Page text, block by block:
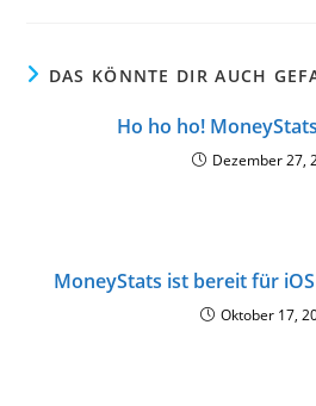
DAS KÖNNTE DIR AUCH
Ho ho ho!
Dezember 27,
MoneyStats ist bereit für
Oktober 17,